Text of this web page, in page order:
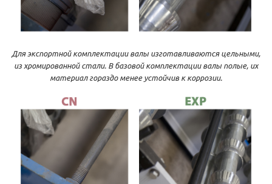
Для экспортной комплектации валы изготавливаются цельными,
из хромированной стали. В базовой комплектации валы полые, их
материал гораздо менее устойчив к коррозии.